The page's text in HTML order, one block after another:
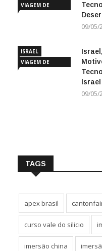
VIAGEM DE
09/05/
ISRAEL
VIAGEM DE
Israel
09/05/
TAGS
apex brasil
curso vale do silicio
imersão china